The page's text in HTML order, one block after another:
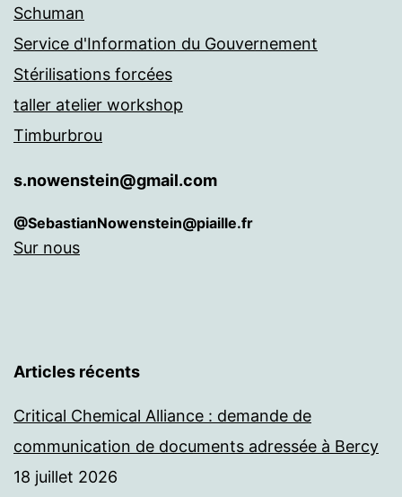
Schuman
Service d'Information du Gouvernement
Stérilisations forcées
taller atelier workshop
Timburbrou
s.nowenstein@gmail.com
@SebastianNowenstein@piaille.fr
Sur nous
Articles récents
Critical Chemical Alliance : demande de
communication de documents adressée à Bercy
18 juillet 2026